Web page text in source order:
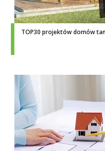
TOP30 projektów domów